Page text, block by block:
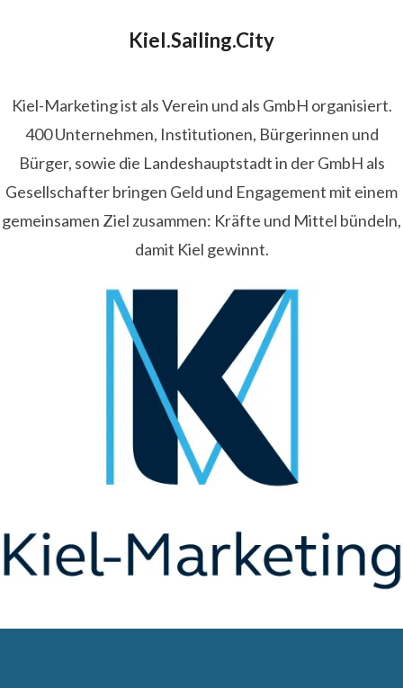
Kiel.Sailing.City
Kiel-Marketing ist als Verein und als GmbH organisiert.
400 Unternehmen, Institutionen, Bürgerinnen und
Bürger, sowie die Landeshauptstadt in der GmbH als
Gesellschafter bringen Geld und Engagement mit einem
gemeinsamen Ziel zusammen: Kräfte und Mittel bündeln,
damit Kiel gewinnt.